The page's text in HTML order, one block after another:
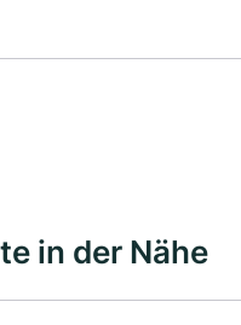
in der Nähe